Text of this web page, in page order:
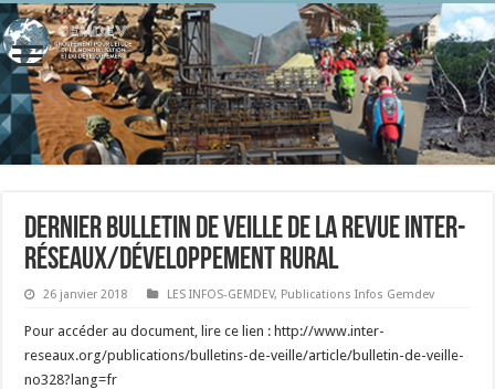
Dernier bulletin de veille de la revue inter-
réseaux/développement rural
26 janvier 2018 LES INFOS-GEMDEV, Publications Infos Gemdev
Pour accéder au document, lire ce lien : http://www.inter-
reseaux.org/publications/bulletins-de-veille/article/bulletin-de-veille-
no328?lang=fr